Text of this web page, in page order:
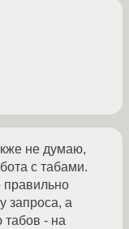
не думаю,
с табами.
правильно
запроса, а
табов - на